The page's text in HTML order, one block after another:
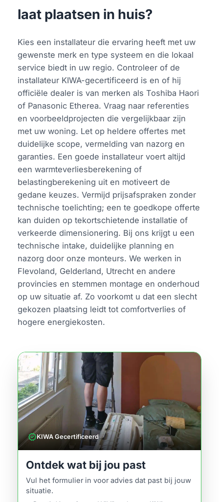
laat plaatsen in huis?
Kies een installateur die ervaring heeft met uw
gewenste merk en type systeem en die lokaal
service biedt in uw regio. Controleer of de
installateur KIWA-gecertificeerd is en of hij
officiële dealer is van merken als Toshiba Haori
of Panasonic Etherea. Vraag naar referenties
en voorbeeldprojecten die vergelijkbaar zijn
met uw woning. Let op heldere offertes met
duidelijke scope, vermelding van nazorg en
garanties. Een goede installateur voert altijd
een warmteverliesberekening of
belastingberekening uit en motiveert de
gedane keuzes. Vermijd prijsafspraken zonder
technische toelichting; een te goedkope offerte
kan duiden op tekortschietende installatie of
verkeerde dimensionering. Bij ons krijgt u een
technische intake, duidelijke planning en
nazorg door onze monteurs. We werken in
Flevoland, Gelderland, Utrecht en andere
provincies en stemmen montage en onderhoud
op uw situatie af. Zo voorkomt u dat een slecht
gekozen plaatsing leidt tot comfortverlies of
hogere energiekosten.
verifiedKIWA Gecertificeerd
Ontdek wat bij jou past
Vul het formulier in voor advies dat past bij jouw
situatie.